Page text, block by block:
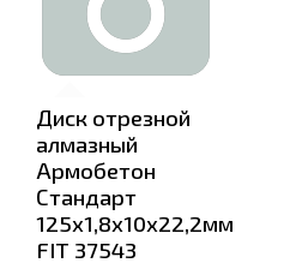
Диск отрезной
алмазный
Армобетон
Стандарт
125х1,8х10х22,2мм
FIT 37543